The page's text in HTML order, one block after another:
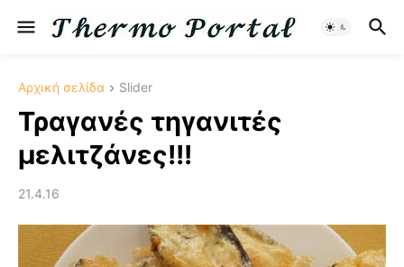
Αρχική σελίδα Slider
Τραγανές τηγανιτές
μελιτζάνες!!!
21.4.16